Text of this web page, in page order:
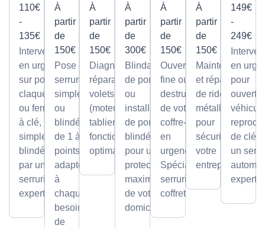
110€
-
135€
Intervention
en urgence
sur portes
claquées
ou fermées
à clé,
simples ou
blindées
par un
serrurier
expert
À
partir
de
150€
Pose de
serrures,
simples
ou
blindée
de 1 à 5
points,
adaptée
à
chaque
besoin
de
À
partir
de
150€
Diagnostic et
réparation de
volets roulants
(moteur ou
tablier) pour un
fonctionnement
optimal.
À
partir
de
300€
Blindage
de porte
ou
installation
de portes
blindées
pour une
protection
maximale
de votre
domicile.
À
partir
de
150€
Ouverture
fine ou par
destruction
de votre
coffre-fort
en
urgence.
Spécialiste
serrurier
coffretier
À
partir
de
150€
Maintenance
et réparation
de rideaux
métalliques
pour
sécuriser
votre
entreprise.
149€
-
249€
en
pour
de clé
un
expert